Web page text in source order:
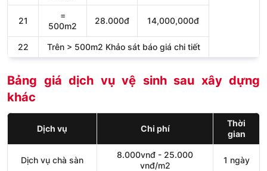
21
=
500m2
28.000đ 14,000,000đ
22 Trên > 500m2 Khảo sát báo giá chi tiết
Bảng giá dịch vụ vệ sinh sau xây dựng
khác
Dịch vụ Chi phí
Thời
gian
Dịch vụ chà sàn
8.000vnđ - 25.000
vnđ/m2
1 ngày